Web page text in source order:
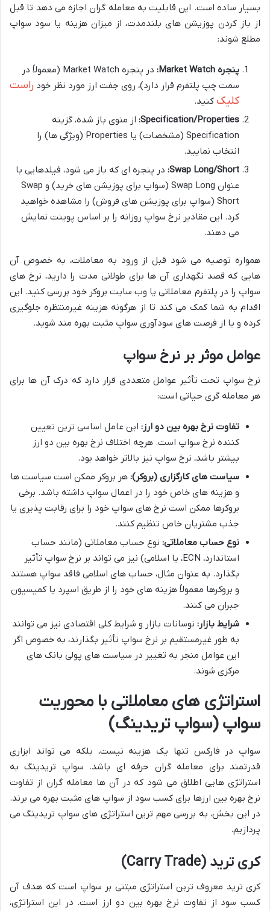
بسیار ساده است. این قابلیت به معامله گران اجازه می دهد تا قبل
از باز کردن پوزیشن های بلندمدت، از میزان هزینه یا سود سواپ
مطلع شوند:
پنجره Market Watch:
در پنجره Market Watch (معمولاً در
سمت چپ پلتفرم قرار دارد)، روی جفت ارز مورد نظر خود راست
کلیک کنید.
Specification/Properties: از منوی باز شده، گزینه
Specification (مشخصات) یا Properties (ویژگی ها) را
انتخاب نمایید.
Swap Long/Short: در پنجره ای که باز می شود، فیلدهایی با
عنوان Swap Long (سواپ برای پوزیشن های خرید) و Swap
Short (سواپ برای پوزیشن های فروش) را مشاهده خواهید
کرد. این مقادیر نرخ سواپ روزانه را بر اساس پوینت نمایش
می دهند.
همواره توصیه می شود قبل از ورود به معاملات، به خصوص آن
هایی که قصد نگهداری آن ها برای طولانی مدت را دارید، نرخ های
سواپ را در پلتفرم معاملاتی یا وب سایت بروکر خود بررسی کنید. این
اقدام به شما کمک می کند تا از هرگونه هزینه غیرمنتظره جلوگیری
کرده و یا از فرصت های سودآوری سواپ مثبت بهره مند شوید.
عوامل موثر بر نرخ سواپ
نرخ سواپ تحت تأثیر عوامل متعددی قرار دارد که درک آن ها برای
هر معامله گری حیاتی است:
تفاوت نرخ بهره بین دو ارز: این عامل اساسی ترین تعیین
کننده نرخ سواپ است. هرچه اختلاف نرخ بهره بین دو ارز
بیشتر باشد، نرخ سواپ نیز بالاتر خواهد بود.
سیاست های کارگزاری (بروکر): هر بروکر ممکن است سیاست ها
و هزینه های خاص خود را در اعمال سواپ داشته باشد. برخی
بروکرها ممکن است نرخ های سواپ خود را برای رقابت پذیری یا
جذب مشتریان خاص تنظیم کنند.
نوع حساب معاملاتی: نوع حساب معاملاتی (مانند حساب
استاندارد، ECN، یا اسلامی) نیز می تواند بر نرخ سواپ تأثیر
بگذارد. به عنوان مثال، حساب های اسلامی فاقد سواپ هستند
و بروکرها معمولاً هزینه های خود را از طریق اسپرد یا کمیسیون
جبران می کنند.
شرایط بازار: نوسانات بازار و شرایط کلی اقتصادی نیز می توانند
به طور غیرمستقیم بر نرخ سواپ تأثیر بگذارند، به خصوص اگر
این عوامل منجر به تغییر در سیاست های پولی بانک های
مرکزی شوند.
استراتژی های معاملاتی با محوریت
سواپ (سواپ تریدینگ)
سواپ در فارکس تنها یک هزینه نیست، بلکه می تواند ابزاری
قدرتمند برای معامله گران حرفه ای باشد. سواپ تریدینگ به
استراتژی هایی اطلاق می شود که در آن ها معامله گران از تفاوت
نرخ بهره بین ارزها برای کسب سود از سواپ های مثبت بهره می برند.
در این بخش، به بررسی مهم ترین استراتژی های سواپ تریدینگ می
پردازیم.
کری ترید (Carry Trade)
کری ترید معروف ترین استراتژی مبتنی بر سواپ است که هدف آن
کسب سود از تفاوت نرخ بهره بین دو ارز است. در این استراتژی،